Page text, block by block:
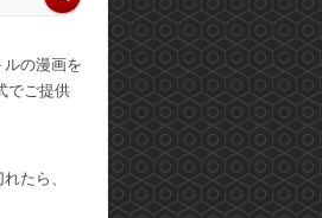
の漫画を
でご提供
たら、